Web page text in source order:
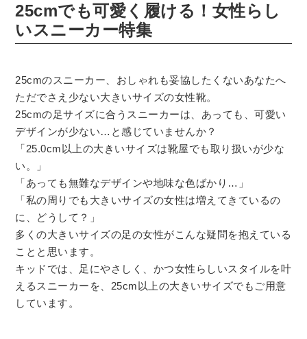
25cmでも可愛く履ける！女性らし
いスニーカー特集
25cmのスニーカー、おしゃれも妥協したくないあなたへ
ただでさえ少ない大きいサイズの女性靴。
25cmの足サイズに合うスニーカーは、あっても、可愛い
デザインが少ない…と感じていませんか？
「25.0cm以上の大きいサイズは靴屋でも取り扱いが少な
い。」
「あっても無難なデザインや地味な色ばかり…」
「私の周りでも大きいサイズの女性は増えてきているの
に、どうして？」
多くの大きいサイズの足の女性がこんな疑問を抱えている
ことと思います。
キッドでは、足にやさしく、かつ女性らしいスタイルを叶
えるスニーカーを、25cm以上の大きいサイズでもご用意
しています。